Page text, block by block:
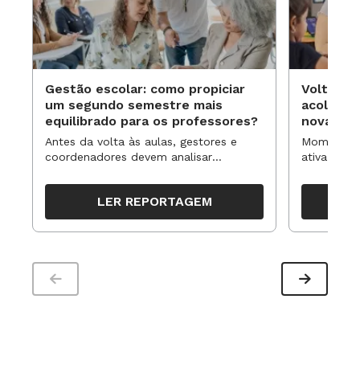
Gestão escolar: como propiciar
um segundo semestre mais
equilibrado para os professores?
Antes da volta às aulas, gestores e
coordenadores devem analisar
organizar ações para orientar o
trabalho pedagógico ao longo do
período
LER REPORTAGEM
Volta às
novas
ativa
propostas